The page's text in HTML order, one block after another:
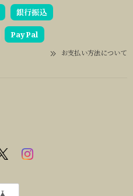
銀行振込
PayPal
お支払い方法について